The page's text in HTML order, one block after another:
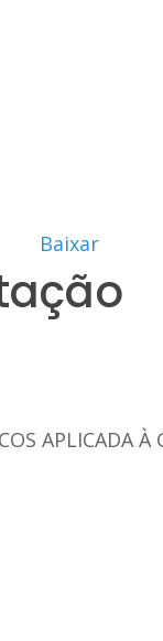
Baixar
APLICADA